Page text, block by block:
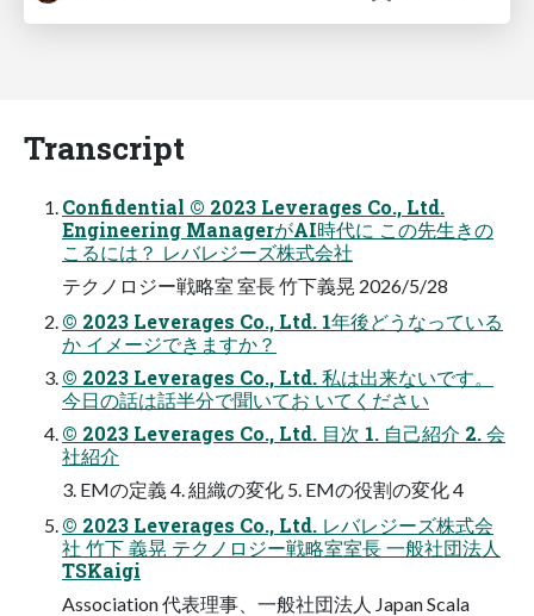
Transcript
Confidential © 2023 Leverages Co., Ltd.
Engineering ManagerがAI時代に この先生きの
こるには？ レバレジーズ株式会社
テクノロジー戦略室 室長 竹下義晃 2026/5/28
© 2023 Leverages Co., Ltd. 1年後どうなっている
か イメージできますか？
© 2023 Leverages Co., Ltd. 私は出来ないです。
今日の話は話半分で聞いてお いてください
© 2023 Leverages Co., Ltd. 目次 1. 自己紹介 2. 会
社紹介
3. EMの定義 4. 組織の変化 5. EMの役割の変化 4
© 2023 Leverages Co., Ltd. レバレジーズ株式会
社 竹下 義晃 テクノロジー戦略室室長 一般社団法人
TSKaigi
Association 代表理事、一般社団法人 Japan Scala